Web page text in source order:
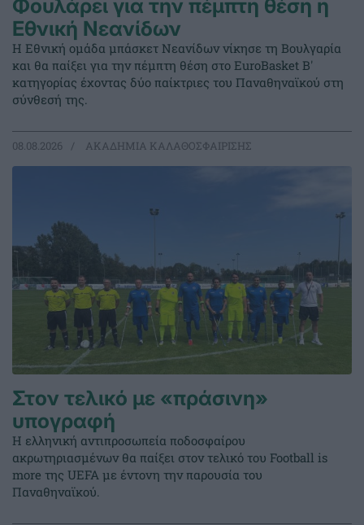
Φουλάρει για την πέμπτη θέση η
Εθνική Νεανίδων
Η Εθνική ομάδα μπάσκετ Νεανίδων νίκησε τη Βουλγαρία
και θα παίξει για την πέμπτη θέση στο EuroBasket Β'
κατηγορίας έχοντας δύο παίκτριες του Παναθηναϊκού στη
σύνθεσή της.
08.08.2026 ΑΚΑΔΗΜΙΑ ΚΑΛΑΘΟΣΦΑΙΡΙΣΗΣ
Στον τελικό με «πράσινη»
υπογραφή
Η ελληνική αντιπροσωπεία ποδοσφαίρου
ακρωτηριασμένων θα παίξει στον τελικό του Football is
more της UEFA με έντονη την παρουσία του
Παναθηναϊκού.